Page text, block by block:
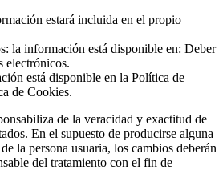
estará incluida en el propio
la información está disponible en: Deber
electrónicos.
está disponible en la Política de
de Cookies.
de la veracidad y exactitud de
En el supuesto de producirse alguna
la persona usuaria, los cambios deberán
del tratamiento con el fin de